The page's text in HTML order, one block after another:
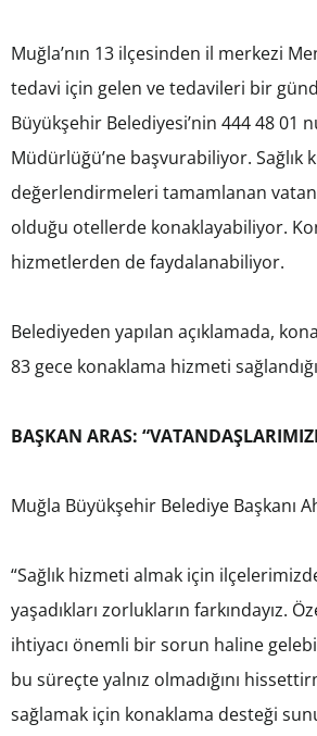
Muğla’nın 13 ilçesinden il merkezi
tedavi için gelen ve tedavileri bir
Büyükşehir Belediyesi’nin 444 48 01
Müdürlüğü’ne başvurabiliyor.
değerlendirmeleri tamamlanan
olduğu otellerde konaklayabiliyor.
hizmetlerden de faydalanabiliyor.
Belediyeden yapılan açıklamada,
83 gece konaklama hizmeti
BAŞKAN ARAS:
Muğla Büyükşehir Belediye Başkanı
“Sağlık hizmeti almak için
yaşadıkları zorlukların farkındayız.
ihtiyacı önemli bir sorun haline
bu süreçte yalnız olmadığını
sağlamak için konaklama desteği